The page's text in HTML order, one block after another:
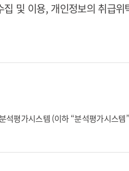
및 이용, 개인정보의 취급
평가시스템 (이하 “분석평가시스